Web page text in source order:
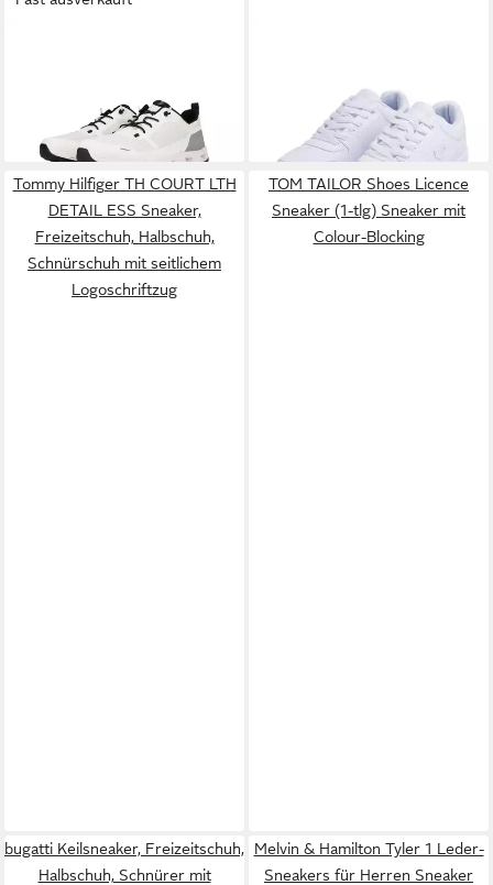
Halbschuh mit Ortholite
Tommy Hilfiger TH COURT LTH
DETAIL ESS Sneaker,
Freizeitschuh, Halbschuh,
Schnürschuh mit seitlichem
Logoschriftzug
TOM TAILOR Shoes Licence
Sneaker (1-tlg) Sneaker mit
Colour-Blocking
bugatti Keilsneaker, Freizeitschuh,
Halbschuh, Schnürer mit
Melvin & Hamilton Tyler 1 Leder-
Sneakers für Herren Sneaker